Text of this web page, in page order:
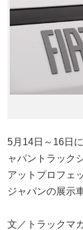
5月14日～16日
ャパントラック
アットプロフェ
ジャパンの展示
文／トラックマ